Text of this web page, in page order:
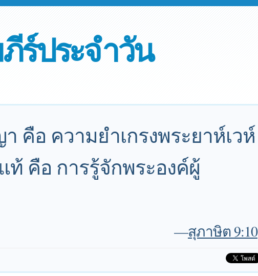
ร์ประจำวัน
คือ ความยำเกรงพระยาห์เวห์
ท้ คือ การรู้จักพระองค์ผู้
—สุภาษิต 9:10